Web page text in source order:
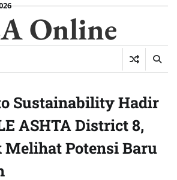
Online
Sustainability Hadir
ASHTA District 8,
Potensi Baru